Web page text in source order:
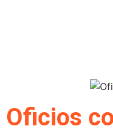
Oficios